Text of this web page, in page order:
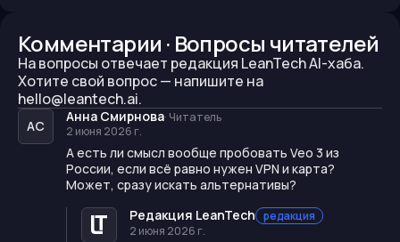
Комментарии · Вопросы читателей
На вопросы отвечает редакция LeanTech AI-хаба.
Хотите свой вопрос — напишите на
hello@leantech.ai.
АС
Анна Смирнова· Читатель
2 июня 2026 г.
А есть ли смысл вообще пробовать Veo 3 из
России, если всё равно нужен VPN и карта?
Может, сразу искать альтернативы?
Редакция LeanTech редакция
2 июня 2026 г.